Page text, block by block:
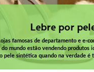
Lebre por
famosas de departamento e e-
do mundo estão vendendo produtos
pele sintética quando na verdade é